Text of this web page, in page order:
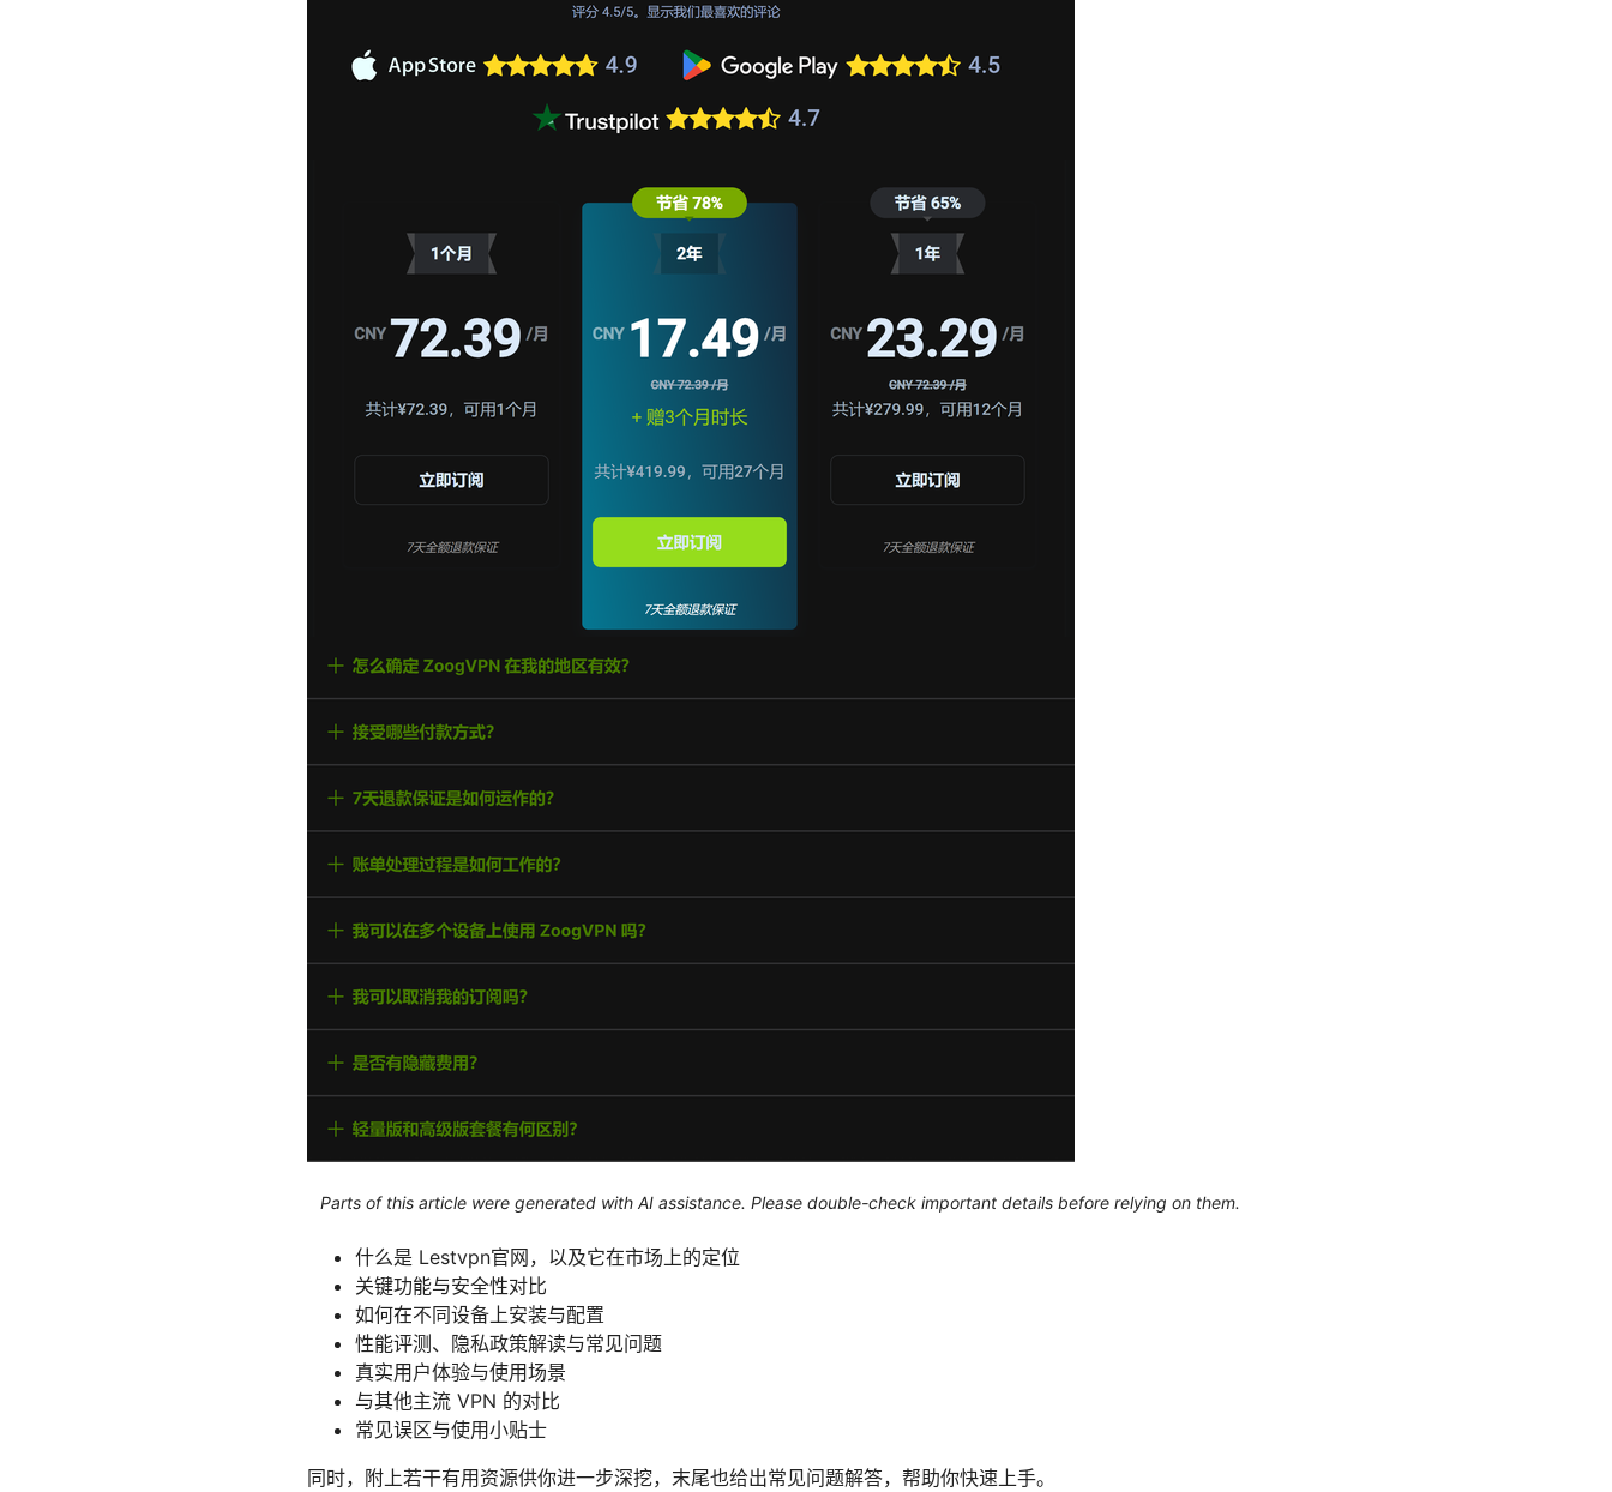
Parts of this article were generated with AI assistance. Please double-check important details before relying on them.
什么是 Lestvpn官网，以及它在市场上的定位
关键功能与安全性对比
如何在不同设备上安装与配置
性能评测、隐私政策解读与常见问题
真实用户体验与使用场景
与其他主流 VPN 的对比
常见误区与使用小贴士
同时，附上若干有用资源供你进一步深挖，末尾也给出常见问题解答，帮助你快速上手。